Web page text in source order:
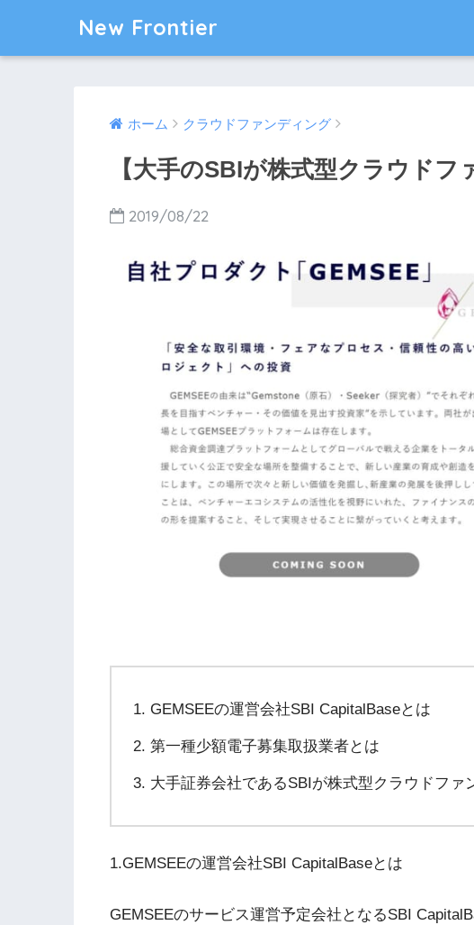
New Frontier
ホーム クラウドファンディング
【大手のSBIが株式型クラウドフ
2019/08/22
GEMSEEの運営会社SBI CapitalBaseとは
第一種少額電子募集取扱業者とは
大手証券会社であるSBIが株式型クラウドファ
1.GEMSEEの運営会社SBI CapitalBaseとは
GEMSEEのサービス運営予定会社となるSBI